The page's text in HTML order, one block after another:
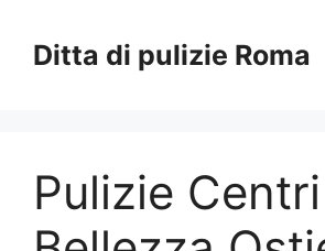
contenuto
Ditta di pulizie Roma
Pulizie